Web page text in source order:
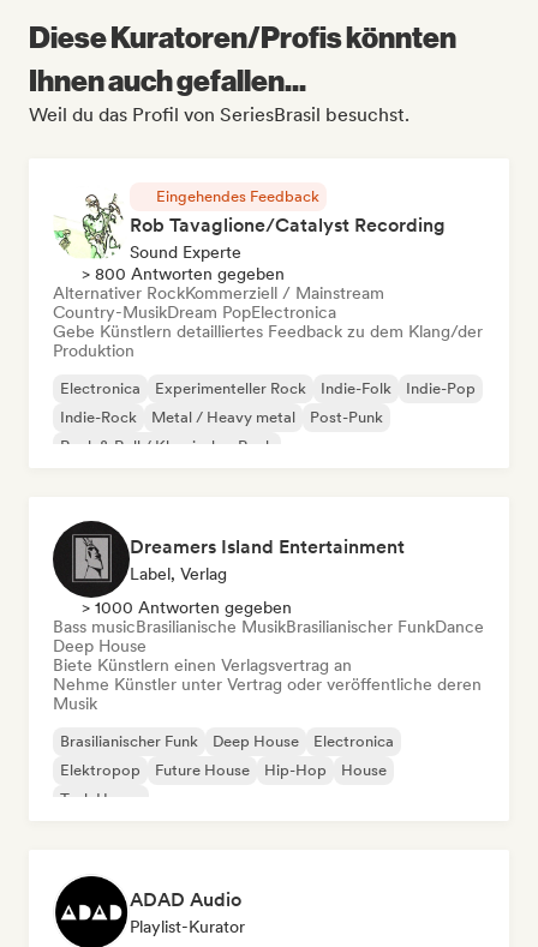
Diese Kuratoren/Profis könnten
Ihnen auch gefallen...
Weil du das Profil von SeriesBrasil besuchst.
Eingehendes Feedback
Rob Tavaglione/Catalyst Recording
Sound Experte
> 800 Antworten gegeben
Alternativer RockKommerziell / Mainstream
Country-MusikDream PopElectronica
Gebe Künstlern detailliertes Feedback zu dem Klang/der
Produktion
Electronica Experimenteller Rock Indie-Folk
Indie-Pop
Indie-Rock
Metal / Heavy metal
Post-Punk
Rock & Roll / Klassischer Rock
Dreamers Island Entertainment
Label, Verlag
> 1000 Antworten gegeben
Bass musicBrasilianische MusikBrasilianischer FunkDance
Deep House
Biete Künstlern einen Verlagsvertrag an
Nehme Künstler unter Vertrag oder veröffentliche deren
Musik
Brasilianischer Funk Deep House
Electronica
Elektropop
Future House Hip-Hop
House
Tech House
ADAD Audio
Playlist-Kurator